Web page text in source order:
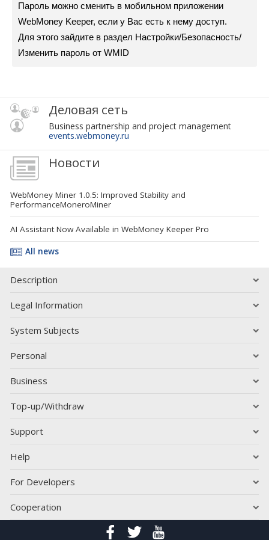
Пароль можно сменить в мобильном приложении
WebMoney Keeper, если у Вас есть к нему доступ.
Для этого зайдите в раздел Настройки/Безопасность/
Изменить пароль от WMID
Деловая сеть
Business partnership and project management
events.webmoney.ru
Новости
WebMoney Miner 1.0.5: Improved Stability and
PerformanceMoneroMiner
AI Assistant Now Available in WebMoney Keeper Pro
All news
Description
Legal Information
System Subjects
Personal
Business
Top-up/Withdraw
Support
Help
For Developers
Cooperation